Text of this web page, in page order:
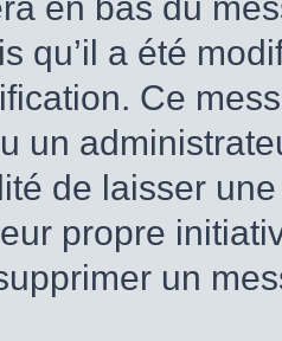
qu’il a été
Ce
un
de laisser
propre
un